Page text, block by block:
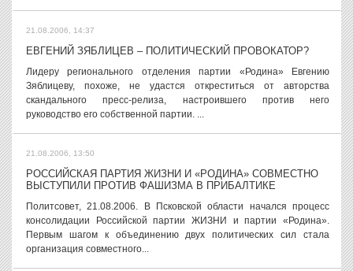
21.08.2006, 14:37
ЕВГЕНИЙ ЗЯБЛИЦЕВ – ПОЛИТИЧЕСКИЙ ПРОВОКАТОР?
Лидеру регионального отделения партии «Родина» Евгению
Зяблицеву, похоже, не удастся откреститься от авторства
скандального пресс-релиза, настроившего против него
руководство его собственной партии. ...
21.08.2006, 13:50
РОССИЙСКАЯ ПАРТИЯ ЖИЗНИ И «РОДИНА» СОВМЕСТНО
ВЫСТУПИЛИ ПРОТИВ ФАШИЗМА В ПРИБАЛТИКЕ
Политсовет, 21.08.2006. В Псковской области начался процесс
консолидации Российской партии ЖИЗНИ и партии «Родина».
Первым шагом к объединению двух политических сил стала
организация совместного...